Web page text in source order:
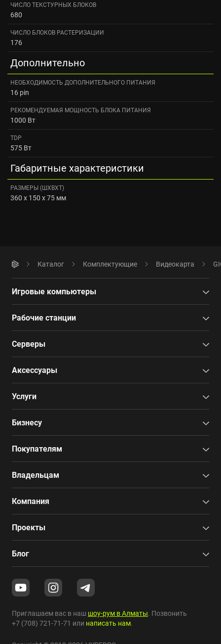
ЧИСЛО ТЕКСТУРНЫХ БЛОКОВ
680
ЧИСЛО БЛОКОВ РАСТЕРИЗАЦИИ
176
Дополнительно
НЕОБХОДИМОСТЬ ДОПОЛНИТЕЛЬНОГО ПИТАНИЯ
16 pin
РЕКОМЕНДУЕМАЯ МОЩНОСТЬ БЛОКА ПИТАНИЯ
1000 Вт
TDP
575 Вт
Габаритные характеристики
РАЗМЕРЫ (ШXВXТ)
360 x 150 x 75 мм
Каталог Комплектующие Видеокарта
Игровые компьютеры
Рабочие станции
Серверы
Аксессуары
Услуги
Бизнесу
Покупателям
Владельцам
Компания
Проекты
Блог
Приглашаем вас в наш шоу-рум в Алматы. Позвонить
+7 (708) 721-71-71 или написать нам.